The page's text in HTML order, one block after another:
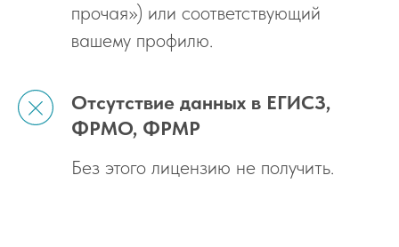
прочая») или соответствующий
вашему профилю.
Отсутствие данных в ЕГИСЗ,
ФРМО, ФРМР
Без этого лицензию не получить.